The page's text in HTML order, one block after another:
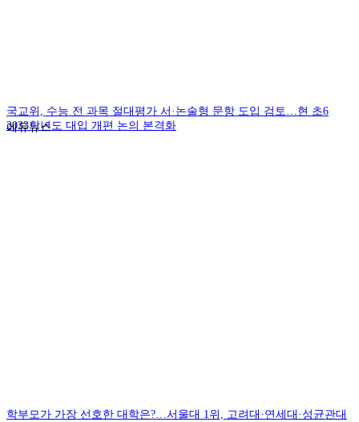
국교위, 수능 전 과목 절대평가 서·논술형 문항 도입 검토…현 초6
2033학년도 대입 개편 논의 본격화
에듀뉴스
학부모가 가장 선호한 대학은?…서울대 1위, 고려대·연세대·성균관대